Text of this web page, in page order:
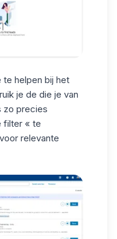
te helpen bij het
je de die je van
zo precies
filter « te
relevante